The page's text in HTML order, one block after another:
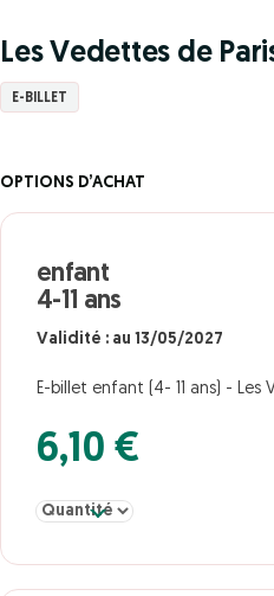
Les Vedettes de
E-BILLET
OPTIONS D’ACHAT
enfant
4-11 ans
Validité : au 13/05/2027
E-billet enfant (4- 11 ans) - Les
6,10 €
Sélectionner la quantité pour